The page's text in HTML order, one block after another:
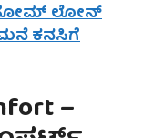
ಹೋಮ್ ಲೋನ್
ಮನೆ ಕನಸಿಗೆ
–